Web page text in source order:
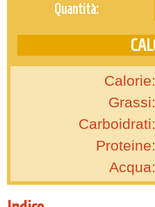
Quantità:
Calorie:
Grassi:
Carboidrati:
Proteine:
Acqua: